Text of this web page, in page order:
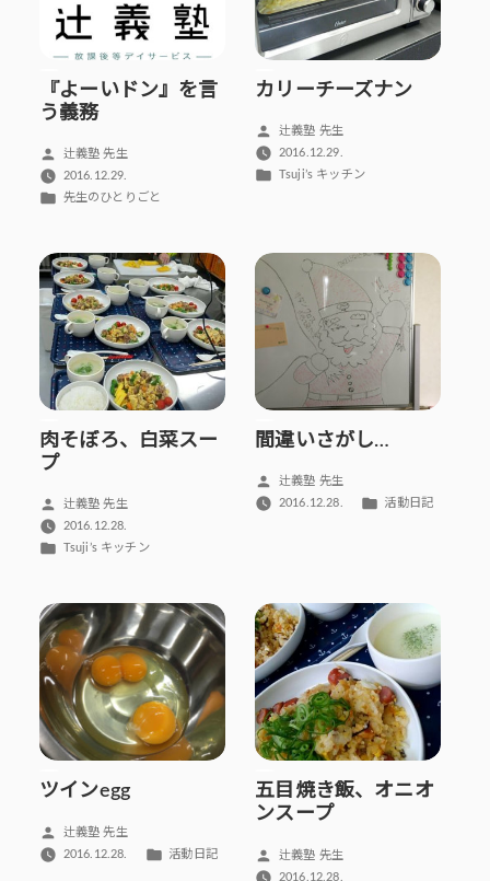
『よーいドン』を言
う義務
投
稿
者:
辻義塾 先生
2016.12.29.
カ
リ
ー:
先生のひとりごと
カリーチーズナン
投
稿
者:
辻義塾 先生
2016.12.29.
カ
Tsuji’s キッチン
肉そぼろ、白菜スー
プ
投
稿
者:
辻義塾 先生
2016.12.28.
カ
ー:
Tsuji’s キッチン
間違いさがし…
投
稿
辻義塾 先生
2016.12.28.
カ
活動日記
ツインegg
投
稿
辻義塾 先生
2016.12.28.
カ
活動日記
五目焼き飯、オニオ
ンスープ
投
稿
辻義塾 先生
2016.12.28.